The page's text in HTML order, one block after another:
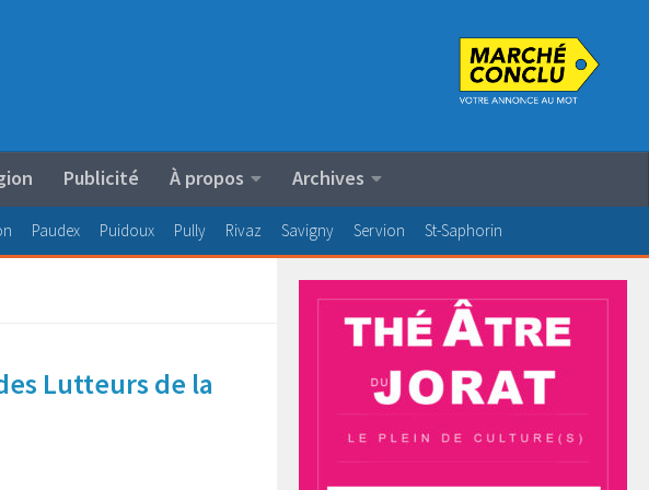
Publicité À propos Archives
Paudex Puidoux Pully Rivaz Savigny Servion St-Saphorin
Lutteurs de la